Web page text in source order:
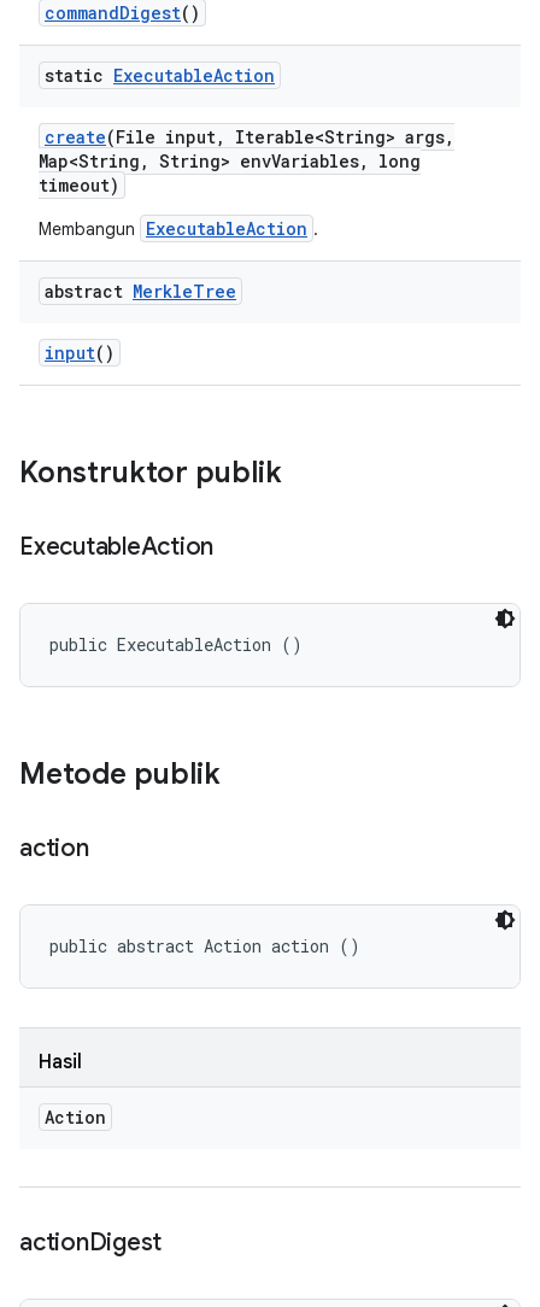
commandDigest()
static ExecutableAction
create(File input, Iterable<String> args,
Map<String , String> envVariables,
long
timeout)
Membangun ExecutableAction .
abstract MerkleTree
input()
Konstruktor publik
ExecutableAction
public ExecutableAction ()
Metode publik
action
public abstract Action action ()
Hasil
Action
actionDigest